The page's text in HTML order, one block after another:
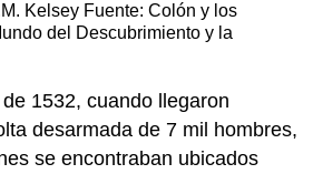
Kelsey Fuente: Colón y los
del Descubrimiento y la
1532, cuando llegaron
desarmada de 7 mil hombres,
se encontraban ubicados